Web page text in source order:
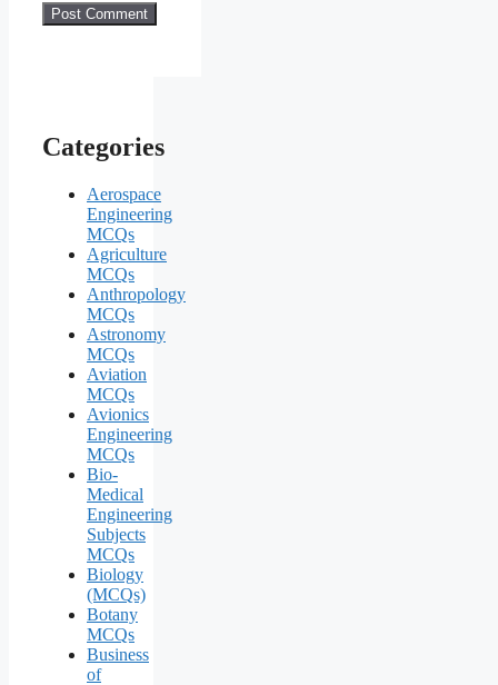
Categories
Aerospace
Engineering
MCQs
Agriculture
MCQs
Anthropology
MCQs
Astronomy
MCQs
Aviation
MCQs
Avionics
Engineering
MCQs
Bio-
Medical
Engineering
Subjects
MCQs
Biology
(MCQs)
Botany
MCQs
Business
of